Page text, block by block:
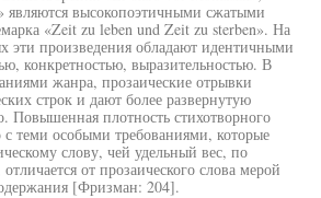
являются высокопоэтичными сжатыми
«Zeit zu leben und Zeit zu sterben». На
эти произведения обладают идентичными
конкретностью, выразительностью. В
жанра, прозаические отрывки
строк и дают более развернутую
Повышенная плотность стихотворного
с теми особыми требованиями, которые
слову, чей удельный вес, по
от прозаического слова мерой
[Фризман: 204].